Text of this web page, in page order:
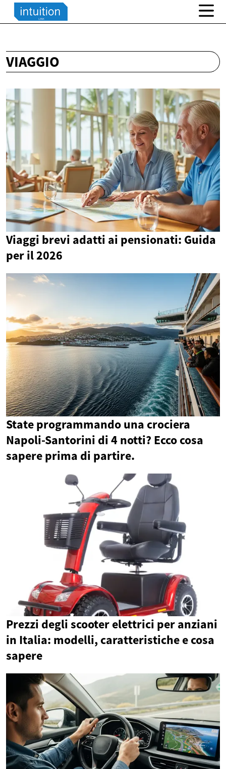
VIAGGIO
Viaggi brevi adatti ai pensionati: Guida
per il 2026
State programmando una crociera
Napoli-Santorini di 4 notti? Ecco cosa
sapere prima di partire.
Prezzi degli scooter elettrici per anziani
in Italia: modelli, caratteristiche e cosa
sapere